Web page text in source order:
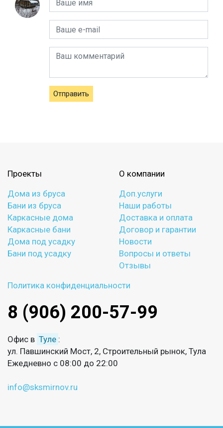
Отправить
Проекты
Дома из бруса
Бани из бруса
Каркасные дома
Каркасные бани
Дома под усадку
Бани под усадку
О компании
Доп.услуги
Наши работы
Доставка и оплата
Договор и гарантии
Новости
Вопросы и ответы
Отзывы
Политика конфиденциальности
8 (906) 200-57-99
Офис в Туле :
ул. Павшинский Мост, 2, Строительный рынок, Тула
Ежедневно с 08:00 до 22:00
info@sksmirnov.ru